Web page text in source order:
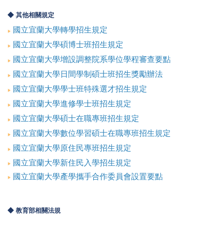
◆ 其他相關規定
國立宜蘭大學轉學招生規定
國立宜蘭大學碩博士班招生規定
國立宜蘭大學增設調整院系學位學程審查要點
國立宜蘭大學日間學制碩士班招生獎勵辦法
國立宜蘭大學學士班特殊選才招生規定
國立宜蘭大學進修學士班招生規定
國立宜蘭大學碩士在職專班招生規定
國立宜蘭大學數位學習碩士在職專班招生規定
國立宜蘭大學原住民專班招生規定
國立宜蘭大學新住民入學招生規定
國立宜蘭大學產學攜手合作委員會設置要點
◆ 教育部相關法規